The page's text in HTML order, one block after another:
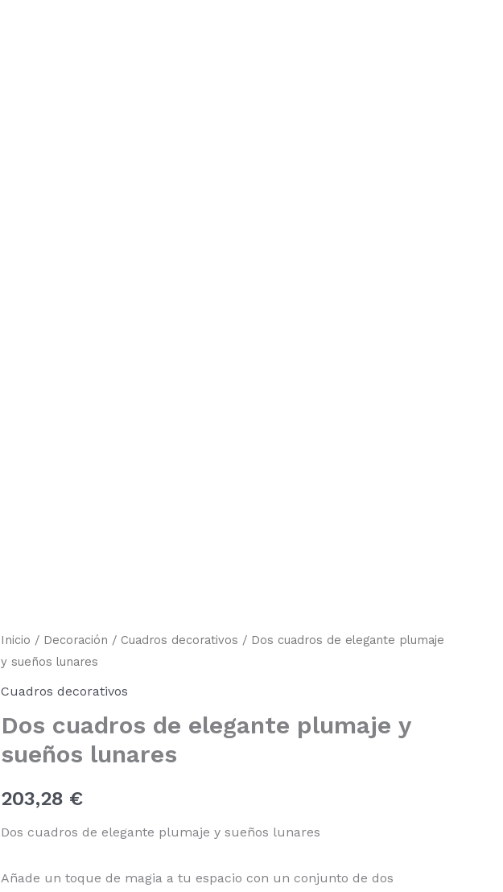
Inicio / Decoración / Cuadros decorativos / Dos cuadros de elegante plumaje
y sueños lunares
Cuadros decorativos
Dos cuadros de elegante plumaje y
sueños lunares
203,28 €
Dos cuadros de elegante plumaje y sueños lunares
Añade un toque de magia a tu espacio con un conjunto de dos
Dos
de
elegante
y
sueños
lunares
cantidad